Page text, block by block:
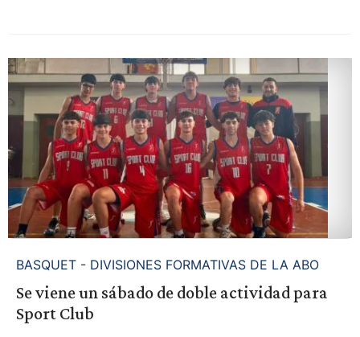
BASQUET - DIVISIONES FORMATIVAS DE LA ABO
Se viene un sábado de doble actividad para
Sport Club